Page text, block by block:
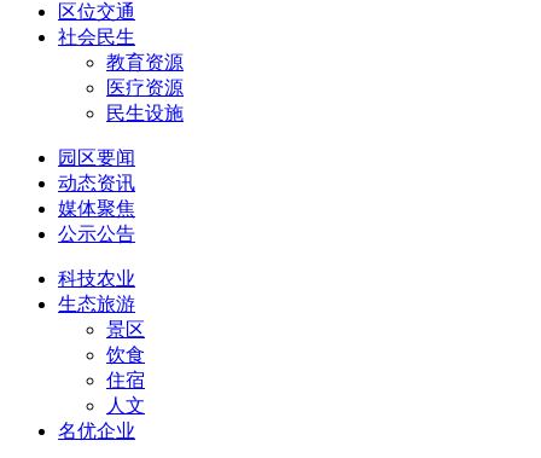
区位交通
社会民生
教育资源
医疗资源
民生设施
园区要闻
动态资讯
媒体聚焦
公示公告
科技农业
生态旅游
景区
饮食
住宿
人文
名优企业